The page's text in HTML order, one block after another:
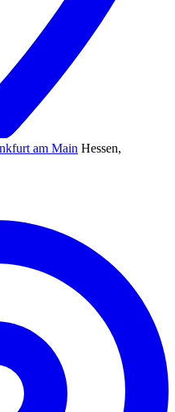
am Main Hessen,